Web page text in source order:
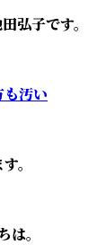
弘子です。
汚い
。
。